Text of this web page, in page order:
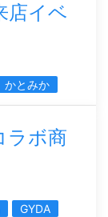
店イベ
かとみか
ラボ商
GYDA